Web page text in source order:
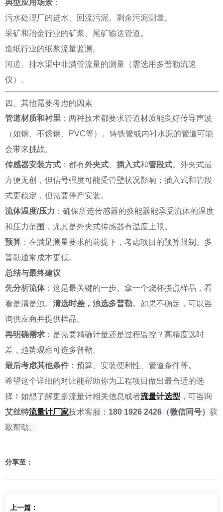
典型应用场景 ：
污水处理厂的进水、回流污泥、剩余污泥测量。
采矿和冶金行业的矿浆、尾矿输送管道。
造纸行业的纸浆流量监测。
河道、排水渠中非满管流量的测量（需选用多普勒流速
仪）。
四、其他需要考虑的因素
管道材质和衬里 ：两种技术都要求管道材质能良好传导声波
（如钢、不锈钢、PVC等）。铸铁管或内衬水泥的管道可能
会带来挑战。
传感器安装方式 ：都有外夹式 插入式和管段式。外夹式最
方便无创，但信号强度可能受管壁状况影响；插入式和管段
式更稳定，但需要停产安装。
流体温度/压力 ：确保所选传感器的换能器能承受流体的温度
和压力范围，尤其是外夹式传感器有温度上限。
预算 ：在满足测量要求的前提下，考虑项目的预算限制。多
普勒通常成本更低。
总结与最终建议
先分析流体：这是最关键的一步。拿一个烧杯接点样品，看
看是清是浊。 清选时差，浊选多普勒。如果不确定，可以咨
询供应商并提供样品。
再明确需求 ：是需要精确计量还是过程监控？高精度选时
差，趋势观察可选多普勒。
最后考虑其他条件 ：预算、安装便利性、管道条件等。
希望这个详细的对比能帮助你为工程项目做出最合适的选
择！ 如想了解更多流量计相关信息或者流量计选型 ，可咨询
艾丝特流量计厂家技术客服： 180 1926 2426 （微信同号） 获
取帮助。
分享至：
上一篇：